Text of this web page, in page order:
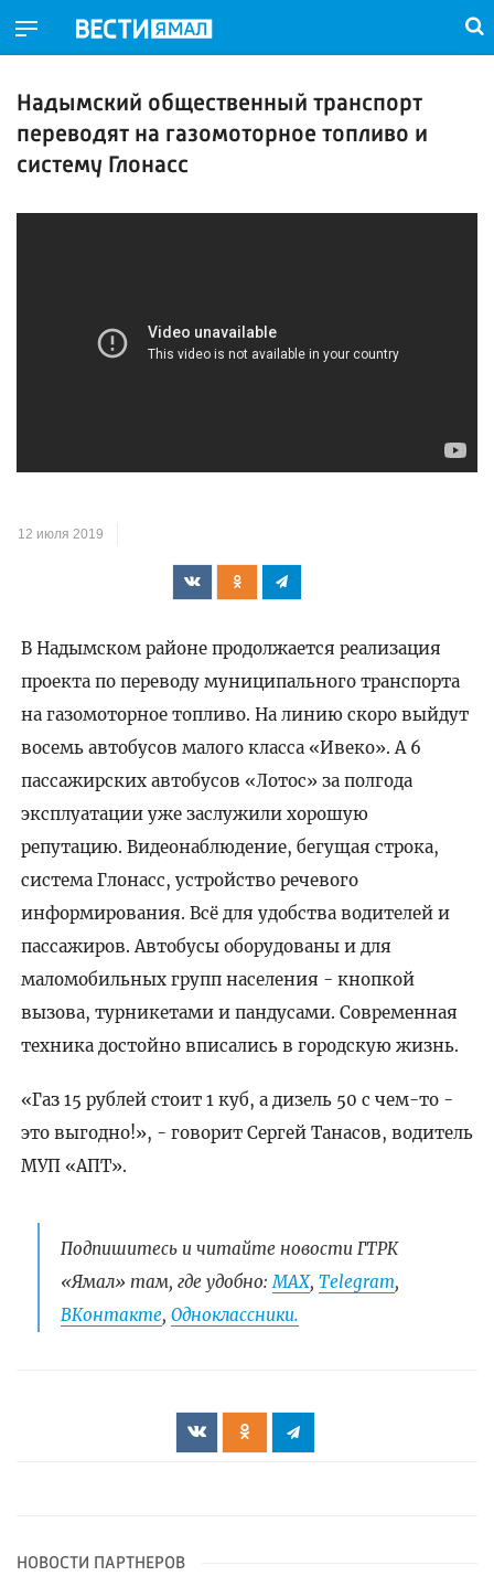
Надымский общественный транспорт
переводят на газомоторное топливо и
систему Глонасс
12 июля 2019
В Надымском районе продолжается реализация
проекта по переводу муниципального транспорта
на газомоторное топливо. На линию скоро выйдут
восемь автобусов малого класса «Ивеко». А 6
пассажирских автобусов «Лотос» за полгода
эксплуатации уже заслужили хорошую
репутацию. Видеонаблюдение, бегущая строка,
система Глонасс, устройство речевого
информирования. Всё для удобства водителей и
пассажиров. Автобусы оборудованы и для
маломобильных групп населения - кнопкой
вызова, турникетами и пандусами. Современная
техника достойно вписались в городскую жизнь.
«Газ 15 рублей стоит 1 куб, а дизель 50 с чем-то -
это выгодно!», - говорит Сергей Танасов, водитель
МУП «АПТ».
Подпишитесь и читайте новости ГТРК
«Ямал» там, где удобно: МАХ, Telegram,
ВКонтакте, Одноклассники.
НОВОСТИ ПАРТНЕРОВ